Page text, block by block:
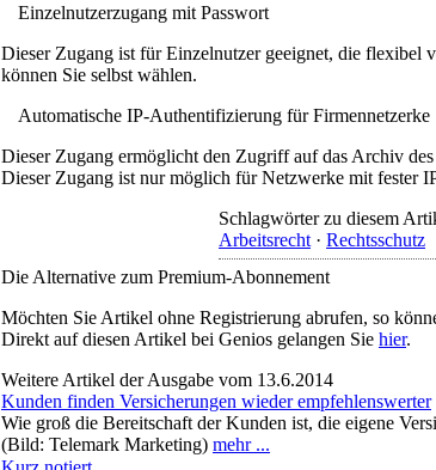
Einzelnutzerzugang mit Passwort
Dieser Zugang ist für Einzelnutzer geeignet, die flexibel
können Sie selbst wählen.
Automatische IP-Authentifizierung für Firmennetzerke
Dieser Zugang ermöglicht den Zugriff auf das Archiv
Dieser Zugang ist nur möglich für Netzwerke mit fester
Schlagwörter zu diesem
Arbeitsrecht · Rechtsschutz
Die Alternative zum Premium-Abonnement
Möchten Sie Artikel ohne Registrierung abrufen, so
Direkt auf diesen Artikel bei Genios gelangen Sie hier.
Weitere Artikel der Ausgabe vom 13.6.2014
Kunden finden Versicherungen wieder empfehlenswerter
Wie groß die Bereitschaft der Kunden ist, die eigene
(Bild: Telemark Marketing) mehr ...